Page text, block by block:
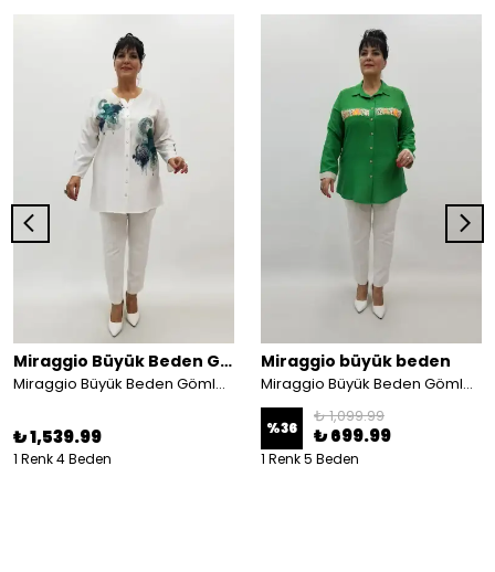
Miraggio Büyük Beden Gömlek
Miraggio Büyük Beden Gömlek 99677 YEŞİL
₺ 1,539.99
1 Renk 4 Beden
Miraggio büyük beden
Miraggio Büyük Beden Gömlek 99183 YEŞİL
%36
₺ 1,099.99
₺ 699.99
1 Renk 5 Beden